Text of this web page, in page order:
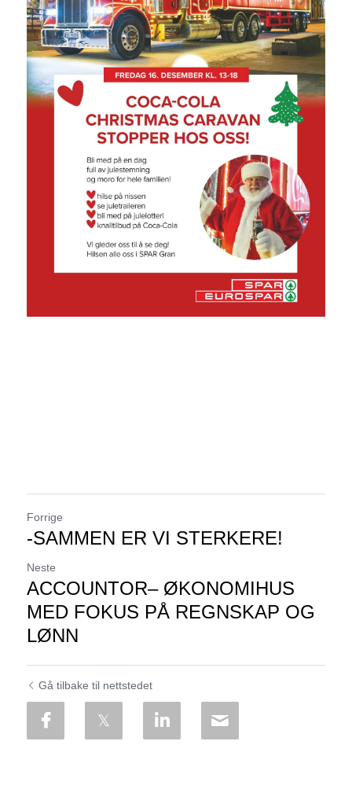
Forrige
-SAMMEN ER VI STERKERE!
Neste
ACCOUNTOR– ØKONOMIHUS
MED FOKUS PÅ REGNSKAP OG
LØNN
Gå tilbake til nettstedet